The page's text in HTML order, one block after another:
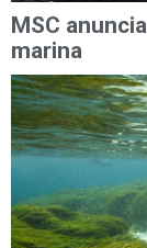
MSC
marina